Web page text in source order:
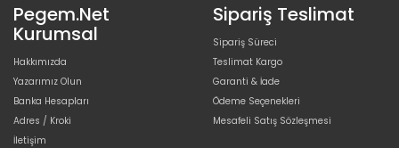
Pegem.Net
Kurumsal
Hakkımızda
Yazarımız Olun
Banka Hesapları
Adres / Kroki
İletişim
Sipariş Teslimat
Sipariş Süreci
Teslimat Kargo
Garanti & İade
Ödeme Seçenekleri
Mesafeli Satış Sözleşmesi